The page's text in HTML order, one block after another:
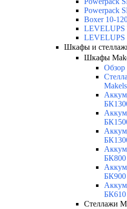
Powerpack
Boxer 10-
LEVELUPS
LEVELUPS
Шкафы и
Шкафы
Обзор
БК800
БК900
БК610
Стеллажи